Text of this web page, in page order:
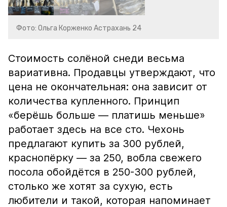
Фото: Ольга Корженко Астрахань 24
Стоимость солёной снеди весьма
вариативна. Продавцы утверждают, что
цена не окончательная: она зависит от
количества купленного. Принцип
«берёшь больше — платишь меньше»
работает здесь на все сто. Чехонь
предлагают купить за 300 рублей,
краснопёрку — за 250, вобла свежего
посола обойдётся в 250-300 рублей,
столько же хотят за сухую, есть
любители и такой, которая напоминает